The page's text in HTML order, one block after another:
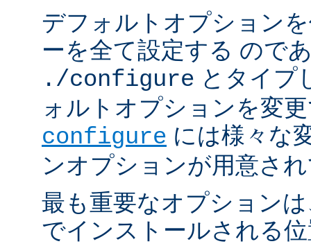
デフォルトオプション
ーを全て設定する ので
./configure とタイプ
ォルトオプションを変
configure には様々な
ンオプションが用意さ
最も重要なオプション
でインストールされる